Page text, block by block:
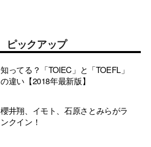
ピックアップ
知ってる？「TOIEC」と「TOEFL」
の違い【2018年最新版】
櫻井翔、イモト、石原さとみらがラ
ンクイン！